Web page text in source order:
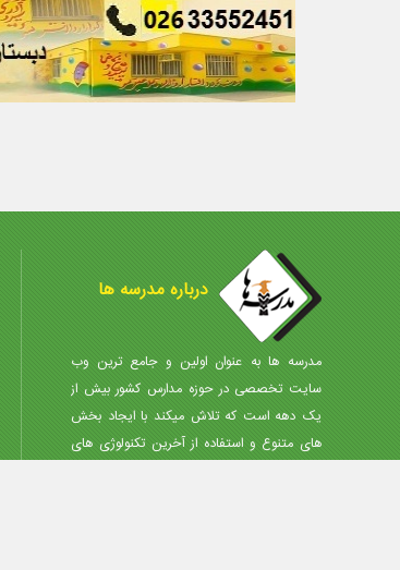
درباره مدرسه ها
مدرسه ها به عنوان اولین و جامع ترین وب
سایت تخصصی در حوزه مدارس کشور بیش از
یک دهه است که تلاش میکند با ایجاد بخش
های متنوع و استفاده از آخرین تکنولوژی های